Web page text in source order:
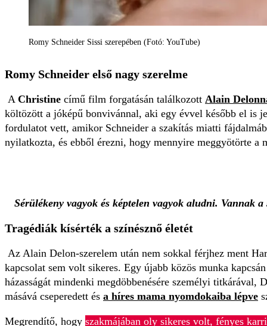
Romy Schneider Sissi szerepében (Fotó: YouTube)
Romy Schneider első nagy szerelme
A Christine című film forgatásán találkozott Alain
költözött a jóképű bonvivánnal, aki egy évvel később el is
fordulatot vett, amikor Schneider a szakítás miatti
nyilatkozta, és ebből érezni, hogy mennyire meggyötörte a
Sérülékeny vagyok és képtelen vagyok aludni. Vannak
Tragédiák kísérték a színésznő életét
Az Alain Delon-szerelem után nem sokkal férjhez ment
kapcsolat sem volt sikeres. Egy újabb közös munka
házasságát mindenki megdöbbenésére személyi
másává cseperedett és a híres mama nyomdokaiba lépve
Megrendítő, hogy szakmájában oly sikeres volt, fényes